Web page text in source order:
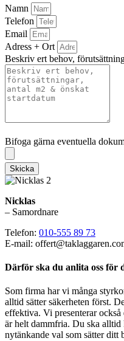
Namn
Telefon
Email
Adress + Ort
Beskriv ert behov,
Bifoga gärna eventuella
Skicka
Nicklas
– Samordnare
Telefon: 010-555 89 73
E-mail:
Därför ska du anlita oss för
Som firma har vi många
alltid sätter säkerheten först.
effektiva. Vi presenterar
är helt dammfria. Du ska
nytänkande val som sätter ditt